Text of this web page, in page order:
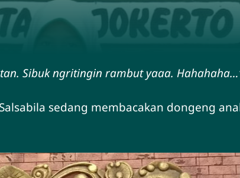
Sibuk ngritingin rambut yaaa.
sedang membacakan dongeng